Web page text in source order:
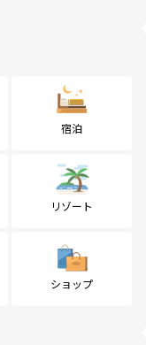
宿泊
リゾート
ショップ